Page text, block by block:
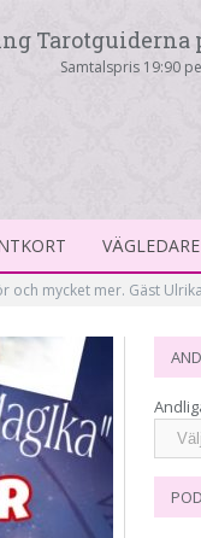
Tarotguiderna
Samtalspris 19:90
VÄGLEDARE
mycket mer. Gäst Ulrika